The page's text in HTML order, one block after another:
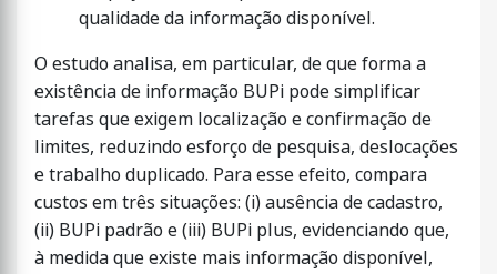
qualidade da informação disponível.
O estudo analisa, em particular, de que forma a
existência de informação BUPi pode simplificar
tarefas que exigem localização e confirmação de
limites, reduzindo esforço de pesquisa, deslocações
e trabalho duplicado. Para esse efeito, compara
custos em três situações: (i) ausência de cadastro,
(ii) BUPi padrão e (iii) BUPi plus, evidenciando que,
à medida que existe mais informação disponível,